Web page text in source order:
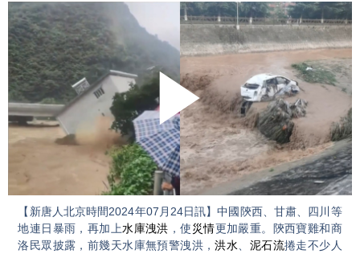
Play
Video
【新唐人北京時間2024年07月24日訊】中國陝西、甘肅、四川等
地連日暴雨，再加上水庫洩洪 ，使災情更加嚴重。陝西寶雞和商
洛民眾披露，前幾天水庫無預警洩洪，洪水 泥石流捲走不少人